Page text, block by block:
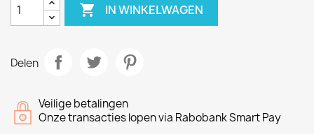
 IN WINKELWAGEN
Delen
Veilige betalingen
Onze transacties lopen via Rabobank Smart Pay